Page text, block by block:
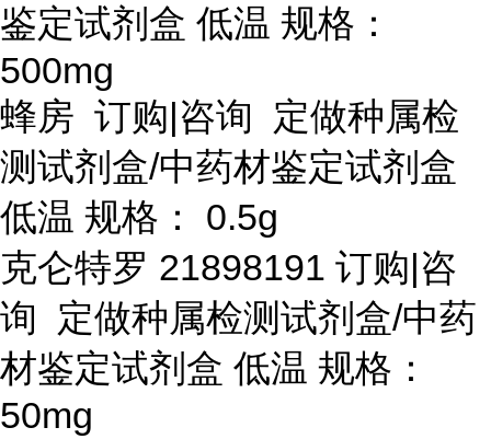
鉴定试剂盒 低温 规格：
500mg
蜂房 订购|咨询 定做种属检
测试剂盒/中药材鉴定试剂盒
低温 规格： 0.5g
克仑特罗 21898191 订购|咨
询 定做种属检测试剂盒/中药
材鉴定试剂盒 低温 规格：
50mg